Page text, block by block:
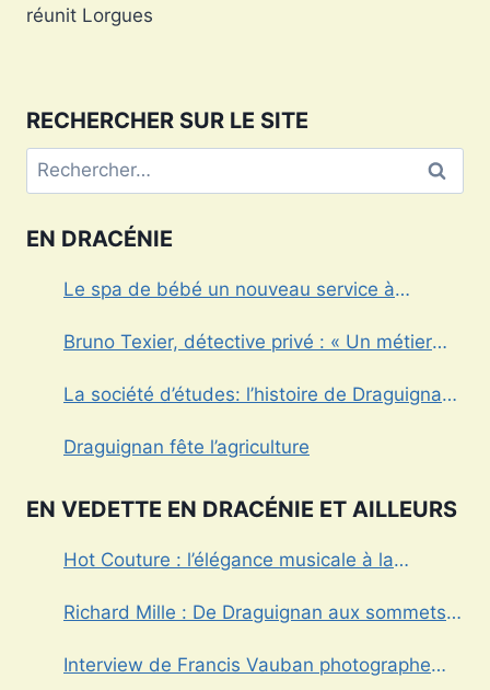
l’article
réunit Lorgues
RECHERCHER SUR LE SITE
Rechercher :
EN DRACÉNIE
Le spa de bébé un nouveau service à
Bruno Texier, détective privé : « Un métier
entreprises »
La société d’études: l’histoire de Draguignan
Draguignan fête l’agriculture
EN VEDETTE EN DRACÉNIE ET AILLEURS
Hot Couture : l’élégance musicale à la
Richard Mille : De Draguignan aux sommets
Interview de Francis Vauban photographe